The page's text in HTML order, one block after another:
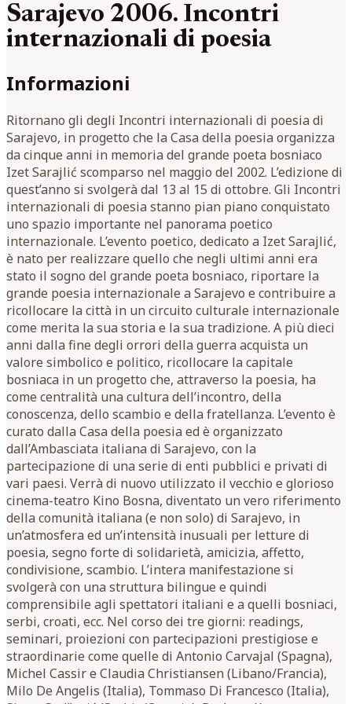
Sarajevo 2006. Incontri
internazionali di poesia
Informazioni
Ritornano gli degli Incontri internazionali di poesia di
Sarajevo, in progetto che la Casa della poesia organizza
da cinque anni in memoria del grande poeta bosniaco
Izet Sarajlić scomparso nel maggio del 2002. L’edizione di
quest’anno si svolgerà dal 13 al 15 di ottobre. Gli Incontri
internazionali di poesia stanno pian piano conquistato
uno spazio importante nel panorama poetico
internazionale. L’evento poetico, dedicato a Izet Sarajlić,
è nato per realizzare quello che negli ultimi anni era
stato il sogno del grande poeta bosniaco, riportare la
grande poesia internazionale a Sarajevo e contribuire a
ricollocare la città in un circuito culturale internazionale
come merita la sua storia e la sua tradizione. A più dieci
anni dalla fine degli orrori della guerra acquista un
valore simbolico e politico, ricollocare la capitale
bosniaca in un progetto che, attraverso la poesia, ha
come centralità una cultura dell’incontro, della
conoscenza, dello scambio e della fratellanza. L’evento è
curato dalla Casa della poesia ed è organizzato
dall’Ambasciata italiana di Sarajevo, con la
partecipazione di una serie di enti pubblici e privati di
vari paesi. Verrà di nuovo utilizzato il vecchio e glorioso
cinema-teatro Kino Bosna, diventato un vero riferimento
della comunità italiana (e non solo) di Sarajevo, in
un’atmosfera ed un’intensità inusuali per letture di
poesia, segno forte di solidarietà, amicizia, affetto,
condivisione, scambio. L’intera manifestazione si
svolgerà con una struttura bilingue e quindi
comprensibile agli spettatori italiani e a quelli bosniaci,
serbi, croati, ecc. Nel corso dei tre giorni: readings,
seminari, proiezioni con partecipazioni prestigiose e
straordinarie come quelle di Antonio Carvajal (Spagna),
Michel Cassir e Claudia Christiansen (Libano/Francia),
Milo De Angelis (Italia), Tommaso Di Francesco (Italia),